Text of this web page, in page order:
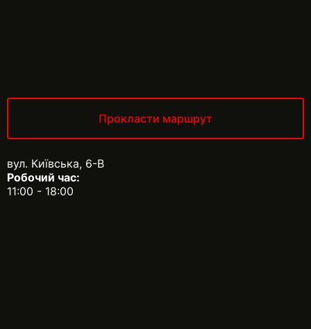
Прокласти маршрут
вул. Київська, 6-В
Робочий час:
11:00 - 18:00